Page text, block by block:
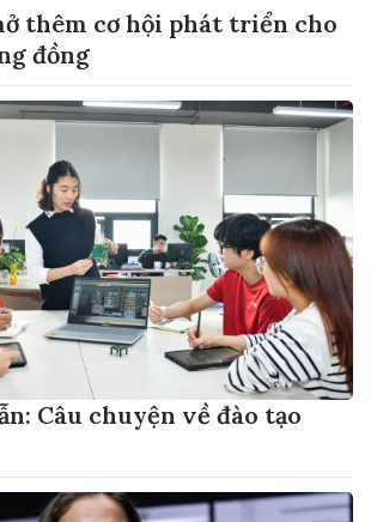
thêm cơ hội phát triển cho
đồng
Câu chuyện về đào tạo